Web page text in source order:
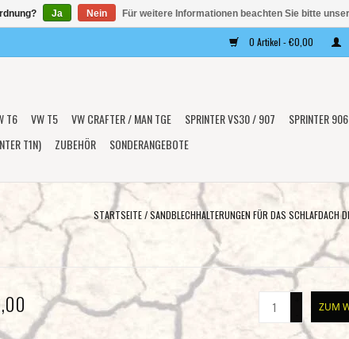
0 Artikel - €0,00
T6 VW T5 VW CRAFTER / MAN TGE SPRINTER VS30 / 907
SPRINTER
T1N) ZUBEHÖR SONDERANGEBOTE
STARTSEITE/SANDBLECHHALTERUNGEN FÜR DAS SCHLAFDACH
ZUM
Ja Nein Für weitere Informationen beachten Sie bitte